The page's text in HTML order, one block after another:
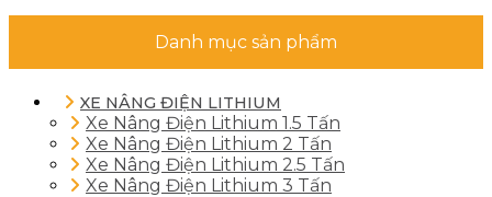
Danh mục sản phẩm
XE NÂNG ĐIỆN LITHIUM
Xe Nâng Điện Lithium 1.5 Tấn
Xe Nâng Điện Lithium 2 Tấn
Xe Nâng Điện Lithium 2.5 Tấn
Xe Nâng Điện Lithium 3 Tấn